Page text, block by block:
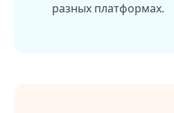
разных платформах.